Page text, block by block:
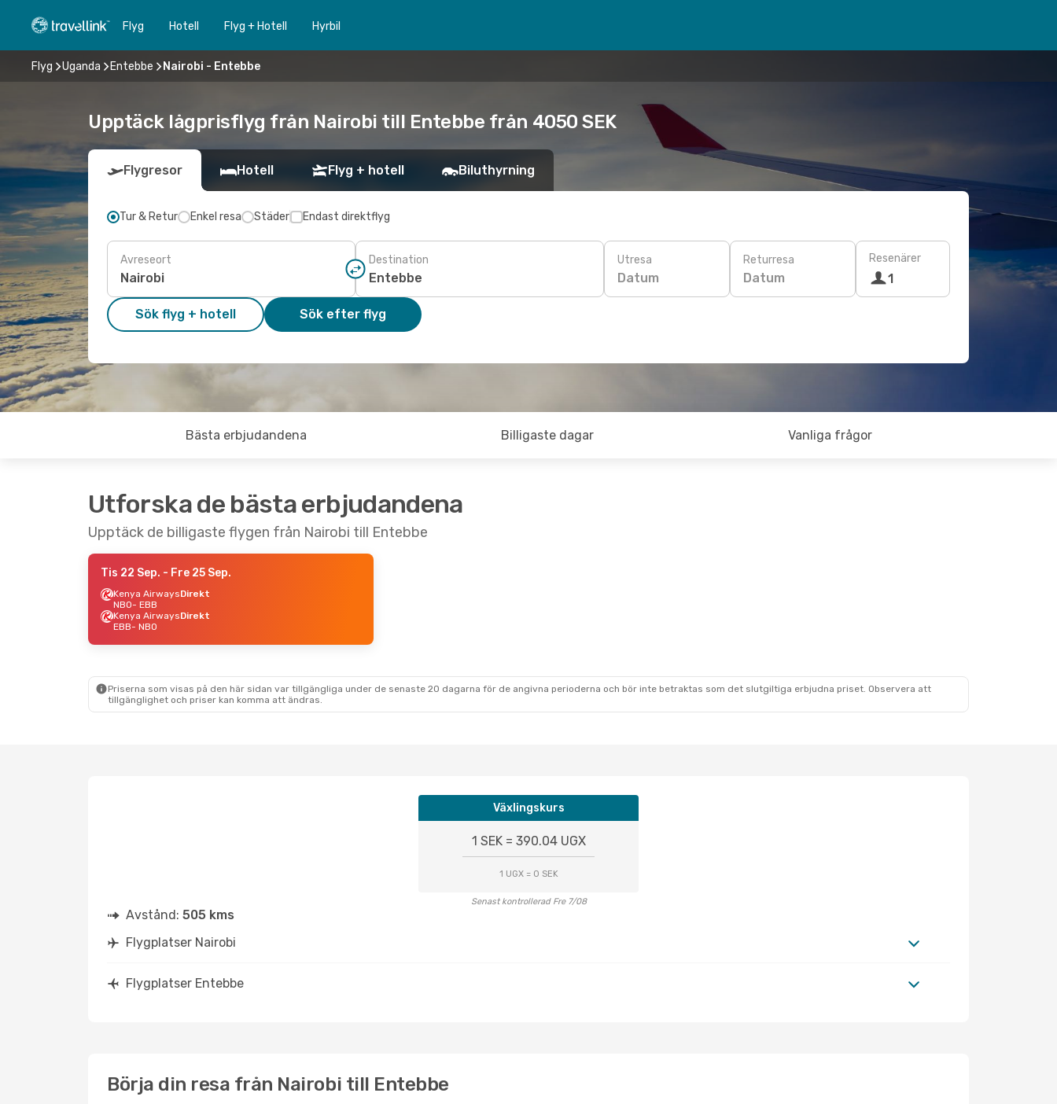
Flyg Hotell Flyg + Hotell Hyrbil
Flyg Uganda Entebbe Nairobi - Entebbe
Upptäck lågprisflyg från Nairobi till Entebbe från 4050 SEK
Flygresor Hotell Flyg + hotell Biluthyrning
Tur & Retur Enkel resa Städer Endast direktflyg
Avreseort Destination Utresa
Datum
Returresa
Datum
Resenärer
1
Sök flyg + hotell Sök efter flyg
Bästa erbjudandena Billigaste dagar Vanliga frågor
Utforska de bästa erbjudandena
Upptäck de billigaste flygen från Nairobi till Entebbe
Tis 22 Sep. - Fre 25 Sep.
Kenya AirwaysDirekt
NBO- EBB
Kenya AirwaysDirekt
EBB- NBO
Priserna som visas på den här sidan var tillgängliga under de senaste 20 dagarna för de angivna perioderna och bör inte betraktas som det slutgiltiga erbjudna priset. Observera att
tillgänglighet och priser kan komma att ändras.
Växlingskurs
1 SEK = 390.04 UGX
1 UGX = 0 SEK
Senast kontrollerad Fre 7/08
Avstånd: 505 kms
Flygplatser Nairobi
Flygplatser Entebbe
Börja din resa från Nairobi till Entebbe